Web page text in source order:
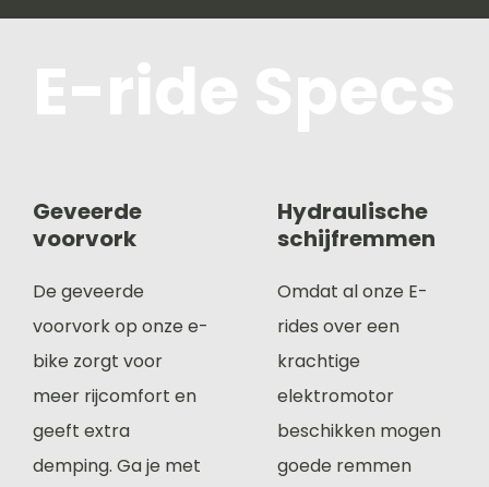
Geveerde
voorvork
De geveerde
voorvork op onze e-
bike zorgt voor
meer rijcomfort en
geeft extra
demping. Ga je met
Hydraulische
schijfremmen
Omdat al onze E-
rides over een
krachtige
elektromotor
beschikken mogen
goede remmen